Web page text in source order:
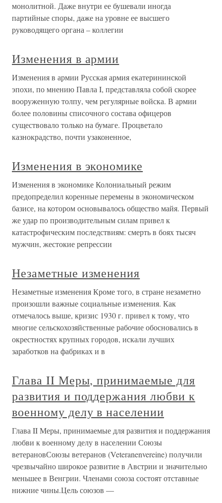
монолитной. Даже внутри ее бушевали иногда
партийные споры, даже на уровне ее высшего
руководящего органа – коллегии
Изменения в армии
Изменения в армии Русская армия екатерининской
эпохи, по мнению Павла I, представляла собой скорее
вооруженную толпу, чем регулярные войска. В армии
более половины списочного состава офицеров
существовало только на бумаге. Процветало
казнокрадство, почти узаконенное,
Изменения в экономике
Изменения в экономике Колониальный режим
предопределил коренные перемены в экономическом
базисе, на котором основывалось общество майя. Первый
же удар по производительным силам привел к
катастрофическим последствиям: смерть в боях тысяч
мужчин, жестокие репрессии
Незаметные изменения
Незаметные изменения Кроме того, в стране незаметно
произошли важные социальные изменения. Как
отмечалось выше, кризис 1930 г. привел к тому, что
многие сельскохозяйственные рабочие обосновались в
окрестностях крупных городов, искали лучших
заработков на фабриках и в
Глава II Меры, принимаемые для
развития и поддержания любви к
военному делу в населении
Глава II Меры, принимаемые для развития и поддержания
любви к военному делу в населении Союзы
ветерановСоюзы ветеранов (Veteranenvereine) получили
чрезвычайно широкое развитие в Австрии и значительно
меньшее в Венгрии. Членами союза состоят отставные
нижние чины.Цель союзов —